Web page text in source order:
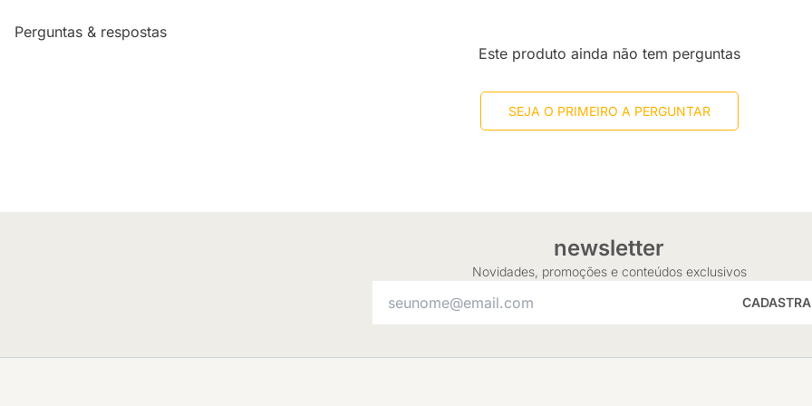
Perguntas & respostas
Este produto ainda não tem perguntas
SEJA O PRIMEIRO A PERGUNTAR
newsletter
Novidades, promoções e conteúdos exclusivos